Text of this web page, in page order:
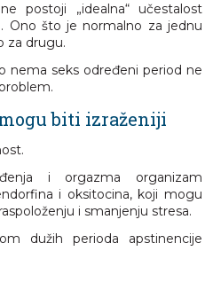
postoji „idealna“ učestalost
Ono što je normalno za jednu
za drugu.
nema seks određeni period ne
biti izraženiji
i orgazma organizam
i oksitocina, koji mogu
i smanjenju stresa.
dužih perioda apstinencije